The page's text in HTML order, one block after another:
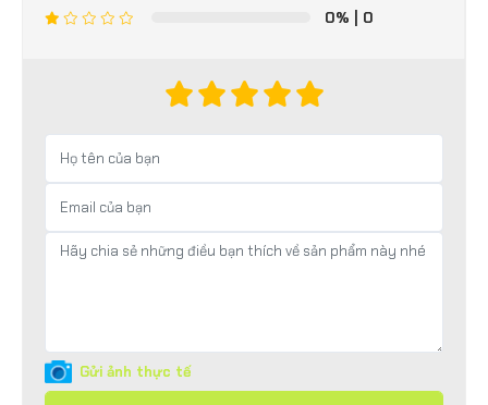
0% | 0
Gửi ảnh thực tế